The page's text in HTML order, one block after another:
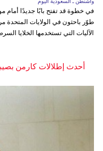
في خطوة قد تفتح بابًا جديدًا أمام
طوّر باحثون في الولايات المتحدة
الآليات التي تستخدمها الخلايا
أحدث إطلالات كارمن